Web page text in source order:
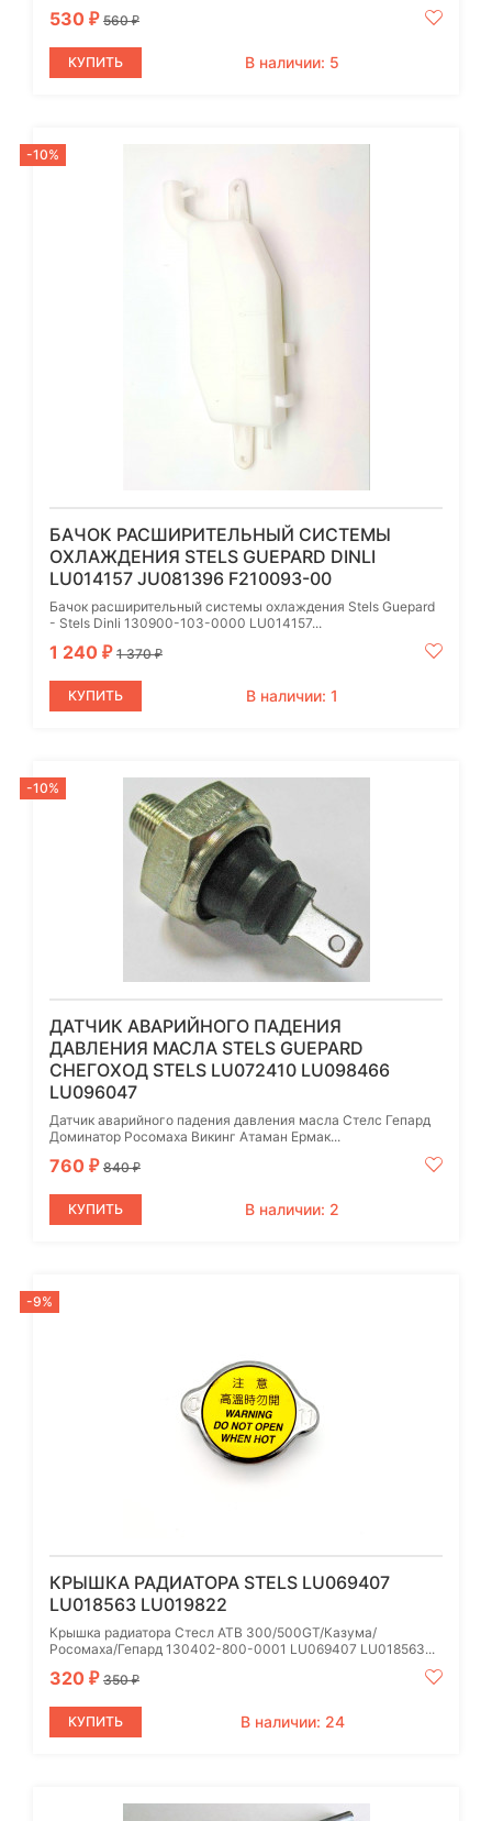
530 ₽ 560₽
КУПИТЬ В наличии: 5
-10%
БАЧОК РАСШИРИТЕЛЬНЫЙ СИСТЕМЫ
ОХЛАЖДЕНИЯ STELS GUEPARD DINLI
LU014157 JU081396 F210093-00
Бачок расширительный системы охлаждения Stels Guepard
- Stels Dinli 130900-103-0000 LU014157...
1 240 ₽ 1 370₽
КУПИТЬ В наличии: 1
-10%
ДАТЧИК АВАРИЙНОГО ПАДЕНИЯ
ДАВЛЕНИЯ МАСЛА STELS GUEPARD
СНЕГОХОД STELS LU072410 LU098466
LU096047
Датчик аварийного падения давления масла Стелс Гепард
Доминатор Росомаха Викинг Атаман Ермак...
760 ₽ 840₽
КУПИТЬ В наличии: 2
-9%
КРЫШКА РАДИАТОРА STELS LU069407
LU018563 LU019822
Крышка радиатора Стесл АТВ 300/500GT/Казума/
Росомаха/Гепард 130402-800-0001 LU069407 LU018563...
320 ₽ 350₽
КУПИТЬ В наличии: 24